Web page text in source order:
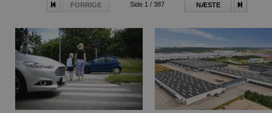
FORRIGE Side 1 / 387 NÆSTE